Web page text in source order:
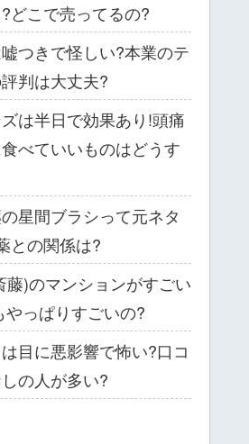
どこで売ってるの?
つきで怪しい?本業のテ
判は大丈夫?
は半日で効果あり!頭痛
べていいものはどうす
星間ブラシって元ネタ
との関係は?
藤)のマンションがすごい
っぱりすごいの?
目に悪影響で怖い?口コ
の人が多い?